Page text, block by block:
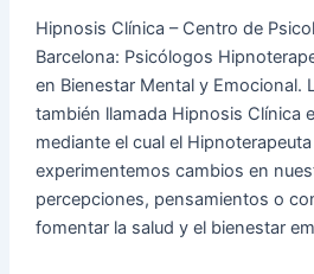
Hipnosis Clínica – Centro de
Barcelona: Psicólogos
en Bienestar Mental y Emocional.
también llamada Hipnosis Clínica
mediante el cual el
experimentemos cambios en
percepciones, pensamientos o
fomentar la salud y el bienestar